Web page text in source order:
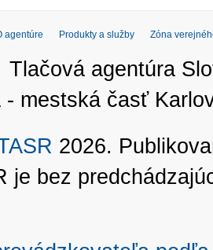
agentúre Produkty a služby
Zóna
Tlačová agentúra
- mestská časť
2026.
je bez